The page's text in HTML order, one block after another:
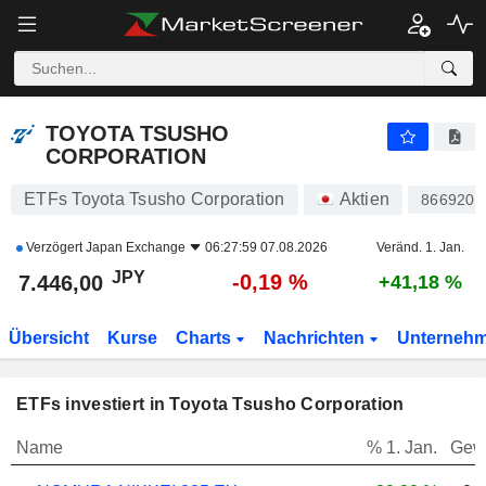
TOYOTA TSUSHO
CORPORATION
ETFs Toyota Tsusho Corporation Aktien 866920
VerzögertJapan Exchange 06:27:59 07.08.2026 Veränd. 1. Jan.
7.446,00 JPY -0,19 % +41,18 %
Übersicht Kurse Charts Nachrichten
ETFs investiert in Toyota Tsusho Corporation
Name % 1. Jan.